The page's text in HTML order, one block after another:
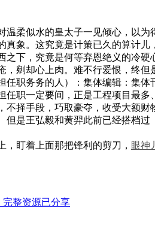
温柔似水的皇太子一见倾心，以
真象。这究竟是计策已久的算计儿
下，究竟是何等弃恩绝义的冷
剜却心上肉。难不行爱恨，终但
职务务的人）：集体编辑：集体
职一定要间，正是工程项目最
择手段，巧取豪夺，收受大额财
但是王弘毅和黄羿此前已经搭档
盯着上面那把锋利的剪刀， 眼神
完整资源已分享